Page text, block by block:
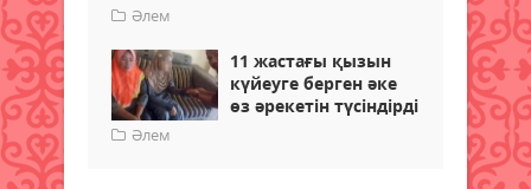
Әлем
11 жастағы қызын
күйеуге берген әке
өз әрекетін түсіндірді
Әлем